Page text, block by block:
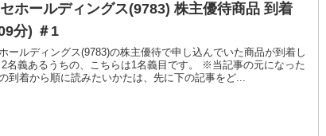
ホールディングス(9783) 株主優待商品 到着
分) ＃1
ールディングス(9783)の株主優待で申し込んでいた商品が到着し
2名義あるうちの、こちらは1名義目です。 ※当記事の元になった
到着から順に読みたいかたは、先に下の記事をど...